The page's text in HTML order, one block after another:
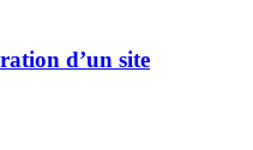
d’un site